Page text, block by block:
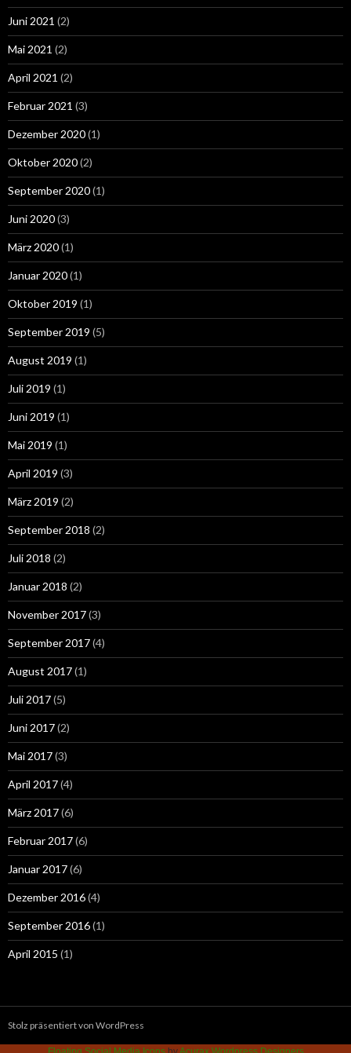
Juni 2021 (2)
Mai 2021 (2)
April 2021 (2)
Februar 2021 (3)
Dezember 2020(1)
Oktober 2020(2)
September 2020(1)
Juni 2020(3)
März 2020(1)
Januar 2020(1)
Oktober 2019 (1)
September 2019 (5)
August 2019 (1)
Juli 2019 (1)
Juni 2019 (1)
Mai 2019 (1)
April 2019 (3)
März 2019 (2)
September 2018 (2)
Juli 2018 (2)
Januar 2018 (2)
November 2017(3)
September 2017(4)
August 2017(1)
Juli 2017(5)
Juni 2017(2)
Mai 2017(3)
April 2017(4)
März 2017(6)
Februar 2017(6)
Januar 2017(6)
Dezember 2016(4)
September 2016(1)
April 2015 (1)
Stolz präsentiert von WordPress